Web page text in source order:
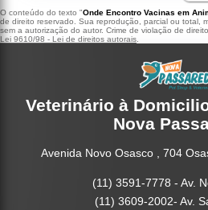
O conteúdo do texto "Onde Encontro Vacinas em
de direito reservado. Sua reprodução, parcial ou total,
sem a autorização do autor. Crime de violação de
Lei 9610/98 - Lei de direitos autorais
Veterinário à
Nova
Avenida Novo Osasco , 704
(11) 3591-7778 - Av.
(11) 3609-2002- Av.